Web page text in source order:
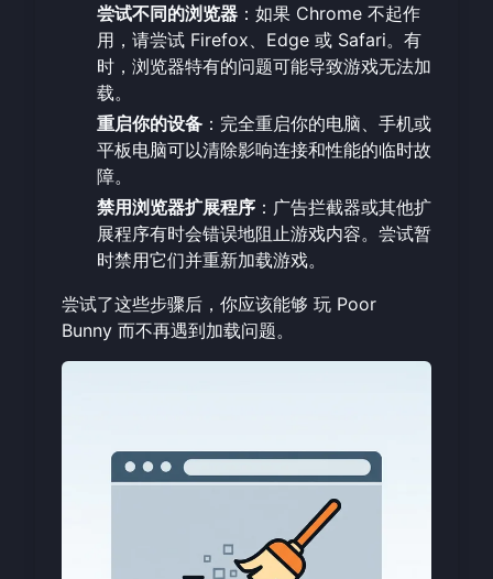
尝试不同的浏览器 ：如果 Chrome 不起作
用，请尝试 Firefox、Edge 或 Safari。有
时，浏览器特有的问题可能导致游戏无法加
载。
重启你的设备 ：完全重启你的电脑、手机或
平板电脑可以清除影响连接和性能的临时故
障。
禁用浏览器扩展程序 ：广告拦截器或其他扩
展程序有时会错误地阻止游戏内容。尝试暂
时禁用它们并重新加载游戏。
尝试了这些步骤后，你应该能够 玩 Poor
Bunny 而不再遇到加载问题。